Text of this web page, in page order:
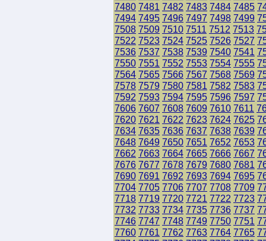
7480 7481 7482 7483 7484 7485
7494 7495 7496 7497 7498 7499
7508 7509 7510 7511 7512 7513
7522 7523 7524 7525 7526 7527
7536 7537 7538 7539 7540 7541
7550 7551 7552 7553 7554 7555
7564 7565 7566 7567 7568 7569
7578 7579 7580 7581 7582 7583
7592 7593 7594 7595 7596 7597
7606 7607 7608 7609 7610 7611
7620 7621 7622 7623 7624 7625
7634 7635 7636 7637 7638 7639
7648 7649 7650 7651 7652 7653
7662 7663 7664 7665 7666 7667
7676 7677 7678 7679 7680 7681
7690 7691 7692 7693 7694 7695
7704 7705 7706 7707 7708 7709
7718 7719 7720 7721 7722 7723
7732 7733 7734 7735 7736 7737
7746 7747 7748 7749 7750 7751
7760 7761 7762 7763 7764 7765